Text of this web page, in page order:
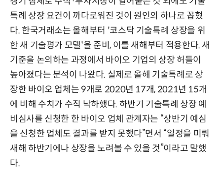
특례 상장 요건이 까다로워진 것이 원인의 하나로 꼽혔
다. 한국거래소는 올해부터 '코스닥 기술특례 상장을 위
한 새 기술평가 모델'을 준비, 이를 새해부터 적용한다. 새
기준을 논의하는 과정에서 바이오 기업의 상장 허들이
높아졌다는 분석이 나왔다. 실제로 올해 기술특례로 상
장한 바이오 업체는 9개로 2020년 17개, 2021년 15개
에 비해 수치가 수직 낙하했다. 하반기 기술특례 상장 예
비심사를 신청한 한 바이오 업체 관계자는 “상반기 예심
을 신청한 업체도 결과를 받지 못했다”면서 “일정을 미뤄
새해 하반기에나 상장을 노려볼 수 있을 것”이라고 말했
다.